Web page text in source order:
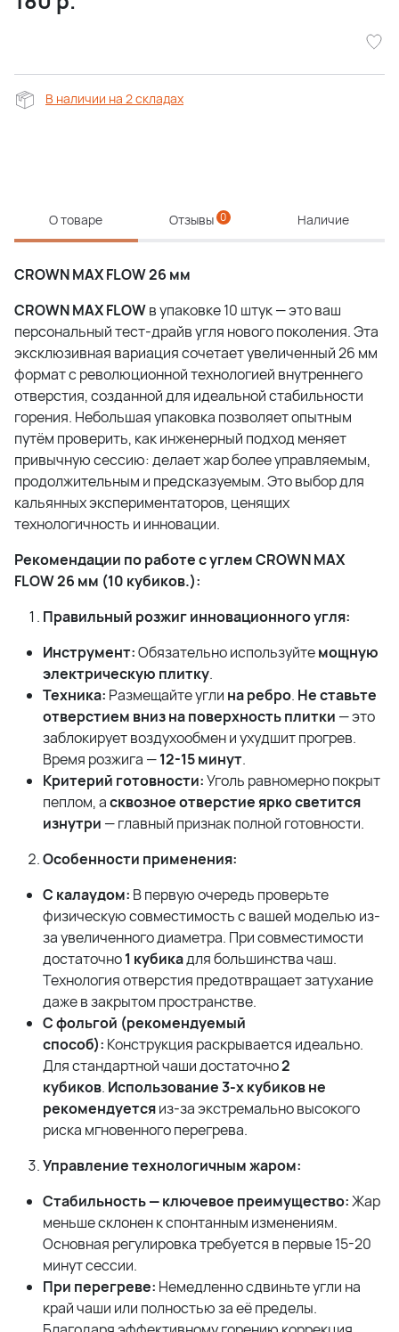
В наличии на 2 складах
О товаре Отзывы 0 Наличие
CROWN MAX FLOW 26 мм
CROWN MAX FLOWв упаковке 10 штук — это ваш
персональный тест-драйв угля нового поколения. Эта
эксклюзивная вариация сочетает увеличенный 26 мм
формат с революционной технологией внутреннего
отверстия, созданной для идеальной стабильности
горения. Небольшая упаковка позволяет опытным
путём проверить, как инженерный подход меняет
привычную сессию: делает жар более управляемым,
продолжительным и предсказуемым. Это выбор для
кальянных экспериментаторов, ценящих
технологичность и инновации.
Рекомендации по работе с углем CROWN MAX
FLOW 26 мм (10 кубиков.):
Правильный розжиг инновационного угля:
Инструмент:Обязательно используйтемощную
электрическую плитку.
Техника: Размещайте угли на ребро. Не ставьте
отверстием вниз на поверхность плитки — это
заблокирует воздухообмен и ухудшит прогрев.
Время розжига —12-15 минут.
Критерий готовности:Уголь равномерно покрыт
пеплом, асквозное отверстие ярко светится
изнутри — главный признак полной готовности.
Особенности применения:
С калаудом: В первую очередь проверьте
физическую совместимость с вашей моделью из-
за увеличенного диаметра. При совместимости
достаточно1 кубикадля большинства чаш.
Технология отверстия предотвращает затухание
даже в закрытом пространстве.
С фольгой (рекомендуемый
способ): Конструкция раскрывается идеально.
Для стандартной чаши достаточно2
кубиков. Использование 3-х кубиков не
рекомендуетсяиз-за экстремально высокого
риска мгновенного перегрева.
Управление технологичным жаром:
Стабильность — ключевое преимущество:Жар
меньше склонен к спонтанным изменениям.
Основная регулировка требуется в первые 15-20
минут сессии.
При перегреве: Немедленно сдвиньте угли на
край чаши или полностью за её пределы.